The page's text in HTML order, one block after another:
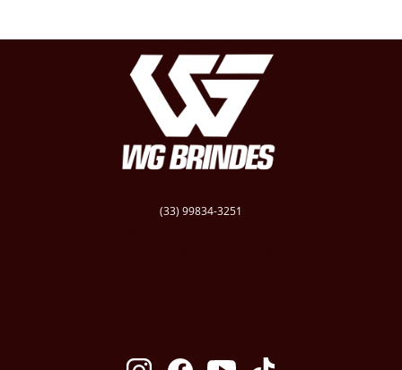
(33) 99834-3251